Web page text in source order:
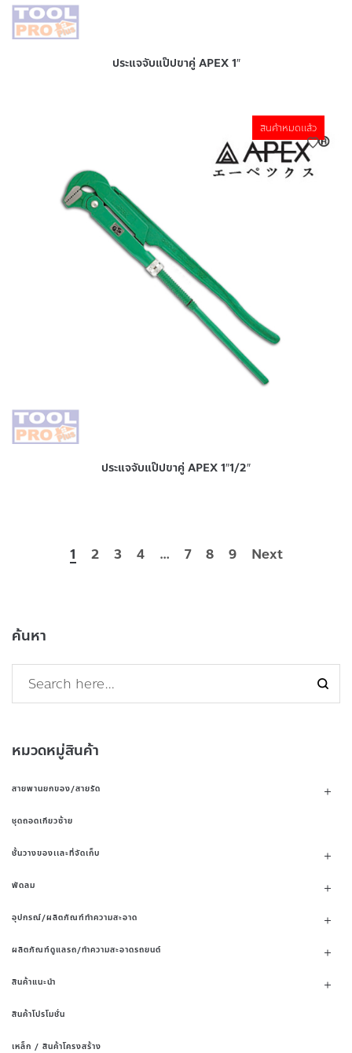
ประแจจับแป๊ปขาคู่ APEX 1″
สินค้าหมดแล้ว
ประแจจับแป๊ปขาคู่ APEX 1″1/2″
1 2 3 4 … 7 8 9 Next
ค้นหา
หมวดหมู่สินค้า
สายพานยกของ/สายรัด
ชุดถอดเกียวซ้าย
ชั้นวางของเเละที่จัดเก็บ
พัดลม
อุปกรณ์/ผลิตภัณฑ์ทำความสะอาด
ผลิตภัณฑ์ดูแลรถ/ทำความสะอาดรถยนต์
สินค้าแนะนำ
สินค้าโปรโมชั่น
เหล็ก / สินค้าโครงสร้าง